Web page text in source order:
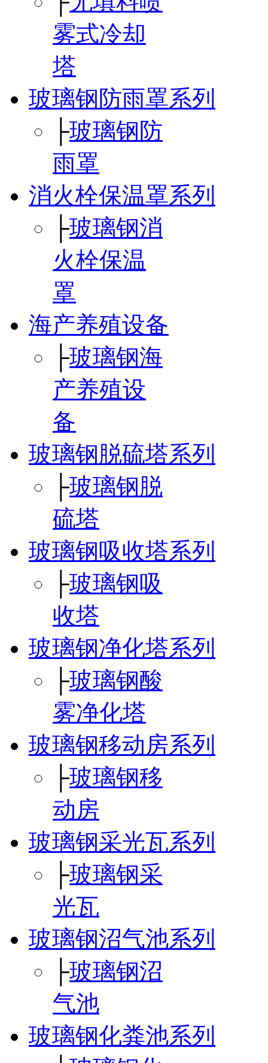
雾式冷却
塔
玻璃钢防雨罩系列
├玻璃钢防
雨罩
消火栓保温罩系列
├玻璃钢消
火栓保温
罩
海产养殖设备
├玻璃钢海
产养殖设
备
玻璃钢脱硫塔系列
├玻璃钢脱
硫塔
玻璃钢吸收塔系列
├玻璃钢吸
收塔
玻璃钢净化塔系列
├玻璃钢酸
雾净化塔
玻璃钢移动房系列
├玻璃钢移
动房
玻璃钢采光瓦系列
├玻璃钢采
光瓦
玻璃钢沼气池系列
├玻璃钢沼
气池
玻璃钢化粪池系列